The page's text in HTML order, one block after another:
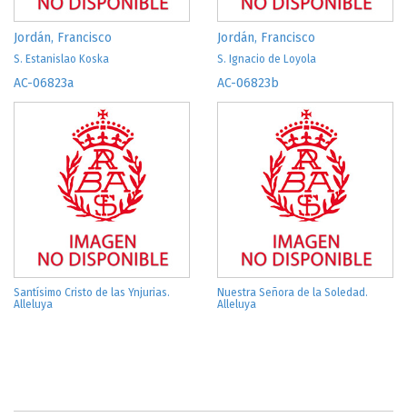
Jordán, Francisco
S. Estanislao Koska
Jordán, Francisco
S. Ignacio de Loyola
AC-06823a
Santísimo Cristo de las Ynjurias.
Alleluya
AC-06823b
Nuestra Señora de la Soledad.
Alleluya